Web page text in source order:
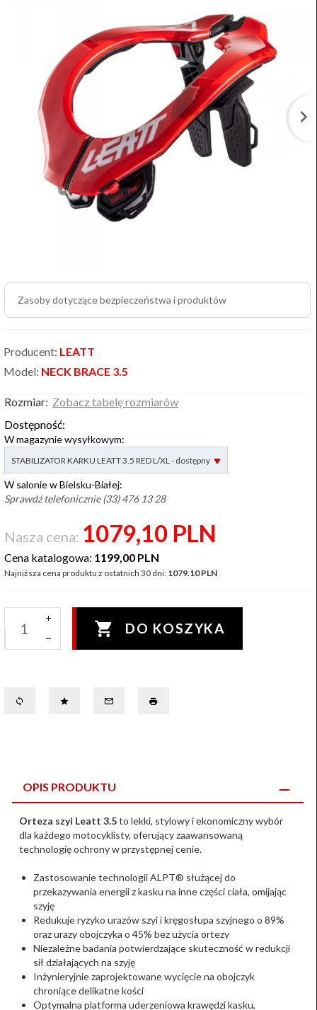
Zasoby dotyczące bezpieczeństwa i produktów
Producent: LEATT
Model: NECK BRACE 3.5
Rozmiar: Zobacz tabelę rozmiarów
Dostępność:
W magazynie wysyłkowym:
STABILIZATOR KARKU LEATT 3.5 RED L/XL - dostępny
W salonie w Bielsku-Białej:
Sprawdź telefonicznie (33) 476 13 28
Nasza cena: 1079,10 PLN
Cena katalogowa: 1199,00 PLN
Najniższa cena produktu z ostatnich 30 dni: 1079.10 PLN
DO KOSZYKA
OPIS PRODUKTU
Orteza szyi Leatt 3.5to lekki, stylowy i ekonomiczny wybór
dla każdego motocyklisty, oferujący zaawansowaną
technologię ochrony w przystępnej cenie.
Zastosowanie technologii ALPT® służącej do
przekazywania energii z kasku na inne części ciała, omijając
szyję
Redukuje ryzyko urazów szyi i kręgosłupa szyjnego o 89%
oraz urazy obojczyka o 45% bez użycia ortezy
Niezależne badania potwierdzające skuteczność w redukcji
sił działających na szyję
Inżynieryjnie zaprojektowane wycięcie na obojczyk
chroniące delikatne kości
Optymalna platforma uderzeniowa krawędzi kasku,